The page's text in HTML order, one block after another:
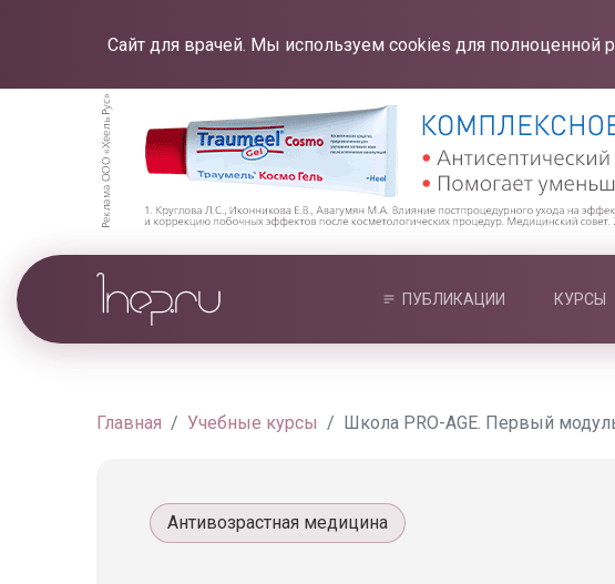
Сайт для врачей. Мы используем cookies для полноценной
ПУБЛИКАЦИИ КУРСЫ
Главная Учебные курсы Школа PRO-AGE. Первый
Антивозрастная медицина